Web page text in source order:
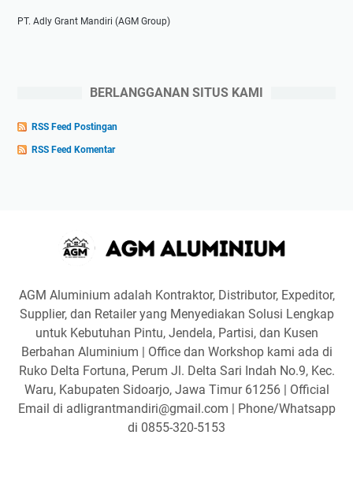
PT. Adly Grant Mandiri (AGM Group)
BERLANGGANAN SITUS KAMI
RSS Feed Postingan
RSS Feed Komentar
AGM Aluminium adalah Kontraktor, Distributor, Expeditor,
Supplier, dan Retailer yang Menyediakan Solusi Lengkap
untuk Kebutuhan Pintu, Jendela, Partisi, dan Kusen
Berbahan Aluminium | Office dan Workshop kami ada di
Ruko Delta Fortuna, Perum Jl. Delta Sari Indah No.9, Kec.
Waru, Kabupaten Sidoarjo, Jawa Timur 61256 | Official
Email di adligrantmandiri@gmail.com | Phone/Whatsapp
di 0855-320-5153